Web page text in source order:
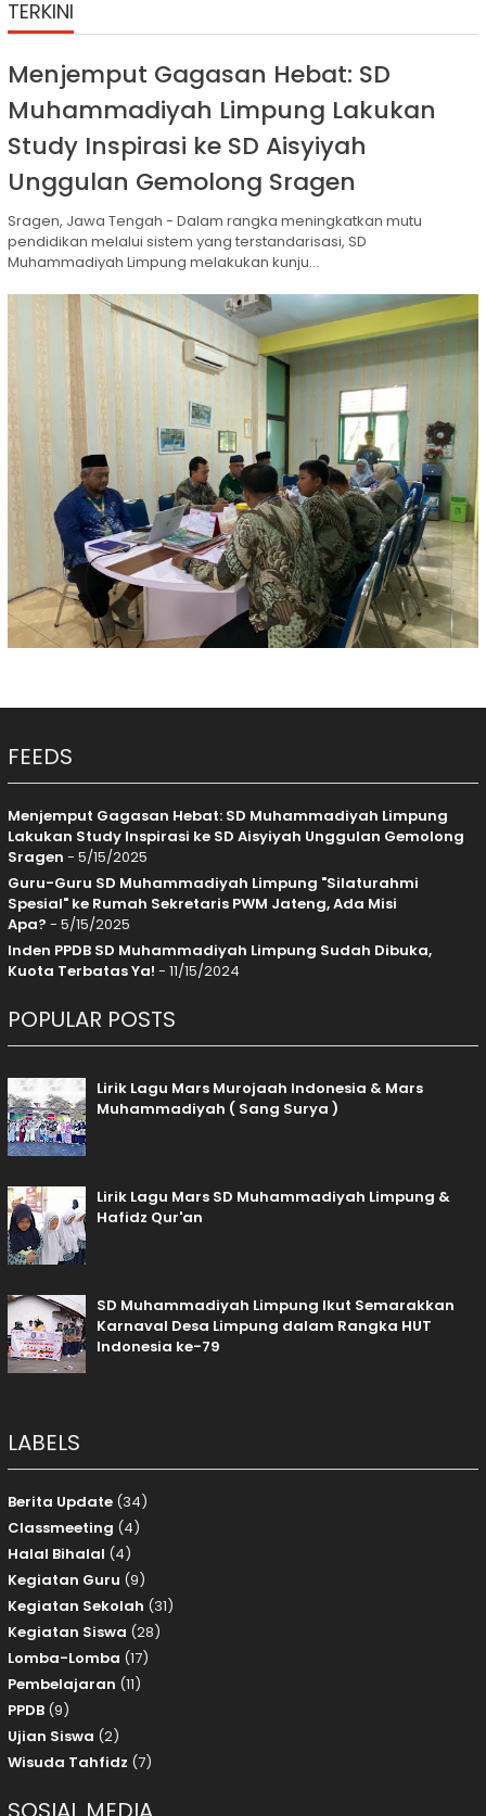
TERKINI
Menjemput Gagasan Hebat: SD
Muhammadiyah Limpung Lakukan
Study Inspirasi ke SD Aisyiyah
Unggulan Gemolong Sragen
Sragen, Jawa Tengah - Dalam rangka meningkatkan mutu
pendidikan melalui sistem yang terstandarisasi, SD
Muhammadiyah Limpung melakukan kunju...
FEEDS
Menjemput Gagasan Hebat: SD Muhammadiyah Limpung
Lakukan Study Inspirasi ke SD Aisyiyah Unggulan Gemolong
Sragen - 5/15/2025
Guru-Guru SD Muhammadiyah Limpung "Silaturahmi
Spesial" ke Rumah Sekretaris PWM Jateng, Ada Misi
Apa? - 5/15/2025
Inden PPDB SD Muhammadiyah Limpung Sudah Dibuka,
Kuota Terbatas Ya! - 11/15/2024
POPULAR POSTS
Lirik Lagu Mars Murojaah Indonesia & Mars
Muhammadiyah ( Sang Surya )
Lirik Lagu Mars SD Muhammadiyah Limpung &
Hafidz Qur'an
SD Muhammadiyah Limpung Ikut Semarakkan
Karnaval Desa Limpung dalam Rangka HUT
Indonesia ke-79
LABELS
Berita Update (34)
Classmeeting (4)
Halal Bihalal (4)
Kegiatan Guru (9)
Kegiatan Sekolah (31)
Kegiatan Siswa (28)
Lomba-Lomba (17)
Pembelajaran (11)
PPDB (9)
Ujian Siswa (2)
Wisuda Tahfidz (7)